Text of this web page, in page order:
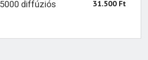
diffúziós
31.500 Ft